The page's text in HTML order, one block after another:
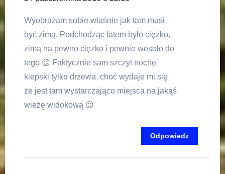
Wyobrażam sobie właśnie jak tam musi
być zimą. Podchodząc latem było ciężko,
zimą na pewno ciężko i pewnie wesoło do
tego 😉 Faktycznie sam szczyt trochę
kiepski tylko drzewa, choć wydaje mi się
że jest tam wystarczająco miejsca na jakąś
wieżę widokową 😉
Odpowiedz